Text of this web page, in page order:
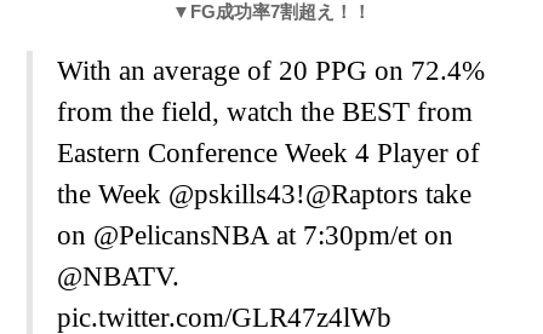
▼FG成功率7割超え！！
With an average of 20 PPG on 72.4%
from the field, watch the BEST from
Eastern Conference Week 4 Player of
the Week @pskills43!@Raptors take
on @PelicansNBA at 7:30pm/et on
@NBATV.
pic.twitter.com/GLR47z4lWb